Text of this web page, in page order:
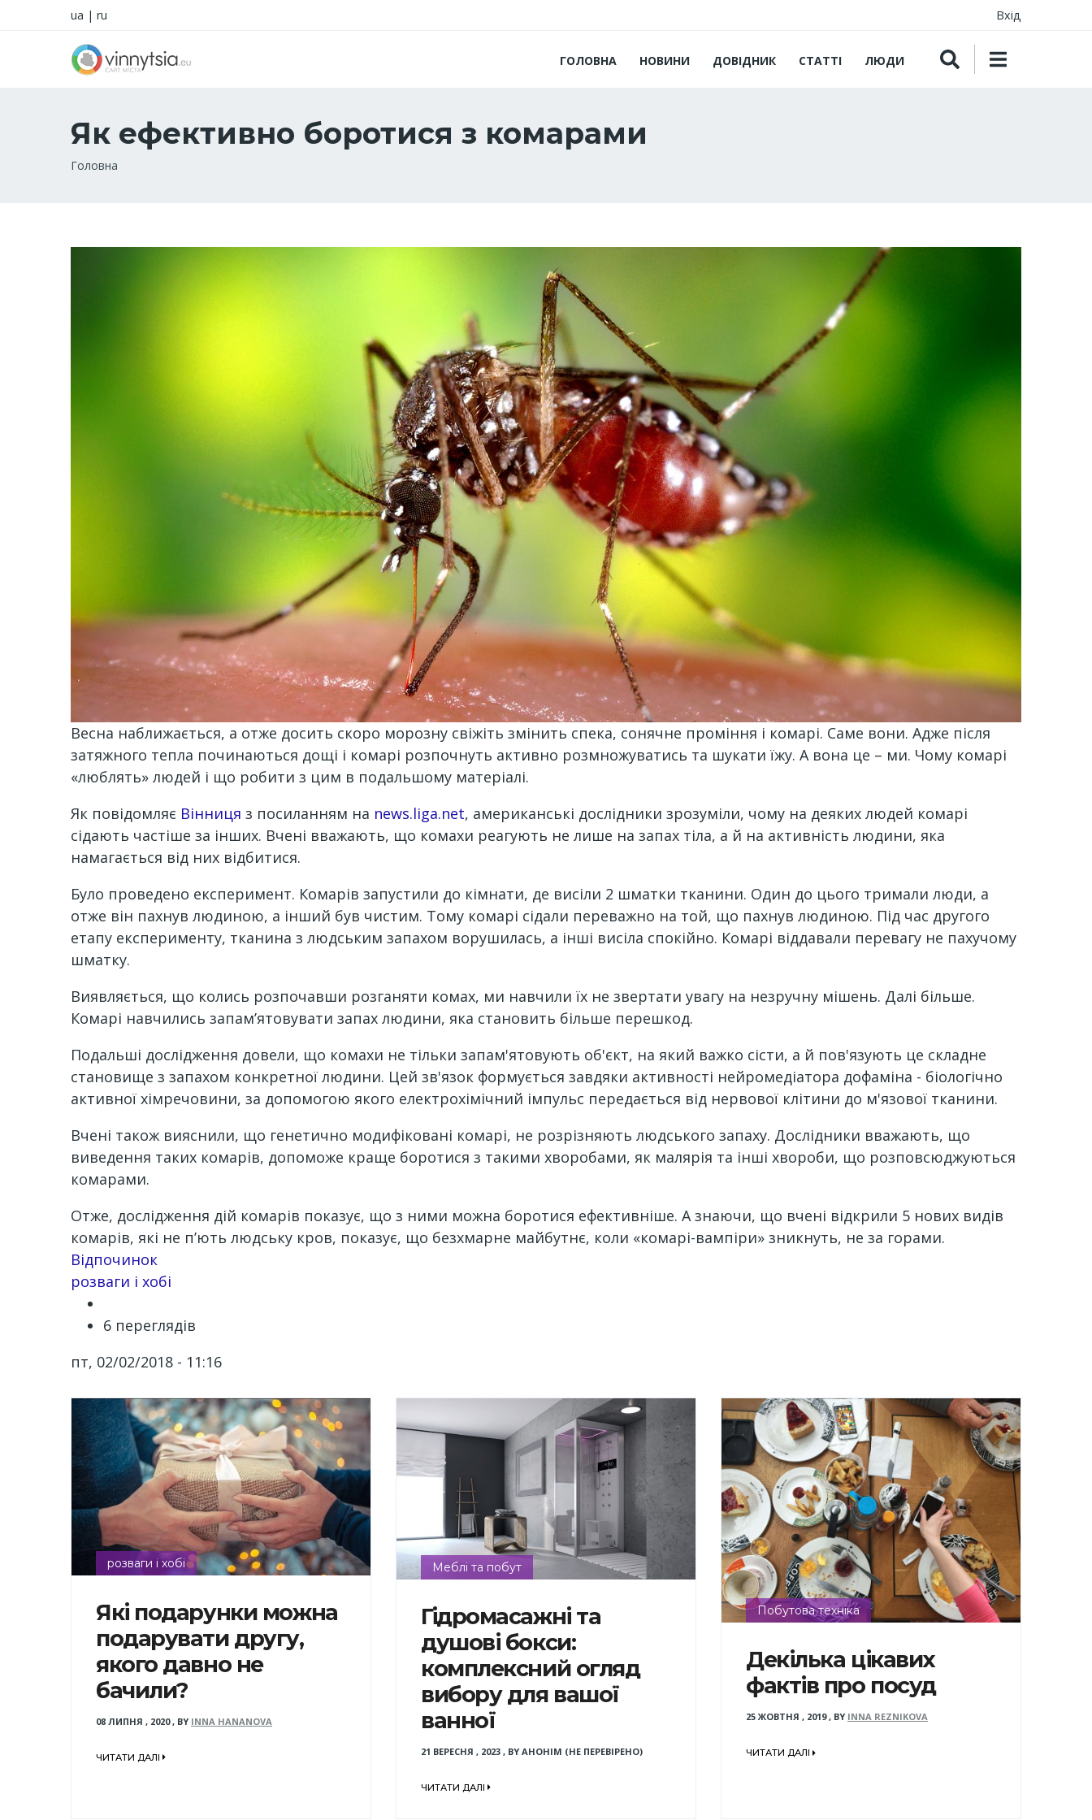
ua | ru Вхід
ГОЛОВНА НОВИНИ ДОВІДНИК СТАТТІ ЛЮДИ
Як ефективно боротися з комарами
Рядок
Головна
Весна наближається, а отже досить скоро морозну свіжіть змінить спека, сонячне проміння і комарі. Саме вони. Адже після
затяжного тепла починаються дощі і комарі розпочнуть активно розмножуватись та шукати їжу. А вона це – ми. Чому комарі
«люблять» людей і що робити з цим в подальшому матеріалі.
Як повідомляє Вінниця з посиланням на news.liga.net, американські дослідники зрозуміли, чому на деяких людей комарі
сідають частіше за інших. Вчені вважають, що комахи реагують не лише на запах тіла, а й на активність людини, яка
намагається від них відбитися.
Було проведено експеримент. Комарів запустили до кімнати, де висіли 2 шматки тканини. Один до цього тримали люди, а
отже він пахнув людиною, а інший був чистим. Тому комарі сідали переважно на той, що пахнув людиною. Під час другого
етапу експерименту, тканина з людським запахом ворушилась, а інші висіла спокійно. Комарі віддавали перевагу не пахучому
шматку.
Виявляється, що колись розпочавши розганяти комах, ми навчили їх не звертати увагу на незручну мішень. Далі більше.
Комарі навчились запам’ятовувати запах людини, яка становить більше перешкод.
Подальші дослідження довели, що комахи не тільки запам'ятовують об'єкт, на який важко сісти, а й пов'язують це складне
становище з запахом конкретної людини. Цей зв'язок формується завдяки активності нейромедіатора дофаміна - біологічно
активної хімречовини, за допомогою якого електрохімічний імпульс передається від нервової клітини до м'язової тканини.
Вчені також вияснили, що генетично модифіковані комарі, не розрізняють людського запаху. Дослідники вважають, що
виведення таких комарів, допоможе краще боротися з такими хворобами, як малярія та інші хвороби, що розповсюджуються
комарами.
Отже, дослідження дій комарів показує, що з ними можна боротися ефективніше. А знаючи, що вчені відкрили 5 нових видів
комарів, які не п’ють людську кров, показує, що безхмарне майбутнє, коли «комарі-вампіри» зникнуть, не за горами.
Channel
Відпочинок
розваги і хобі
6 переглядів
пт, 02/02/2018 - 11:16
розваги і хобі
Які подарунки можна
подарувати другу,
якого давно не
бачили?
08 ЛИПНЯ , 2020, BY INNA HANANOVA
ЧИТАТИ ДАЛІ
Меблі та побут
Гідромасажні та
душові бокси:
комплексний огляд
вибору для вашої
ванної
21 ВЕРЕСНЯ , 2023, BY АНОНІМ (НЕ ПЕРЕВІРЕНО)
ЧИТАТИ ДАЛІ
Побутова техніка
Декілька цікавих
фактів про посуд
25 ЖОВТНЯ , 2019, BY INNA REZNIKOVA
ЧИТАТИ ДАЛІ